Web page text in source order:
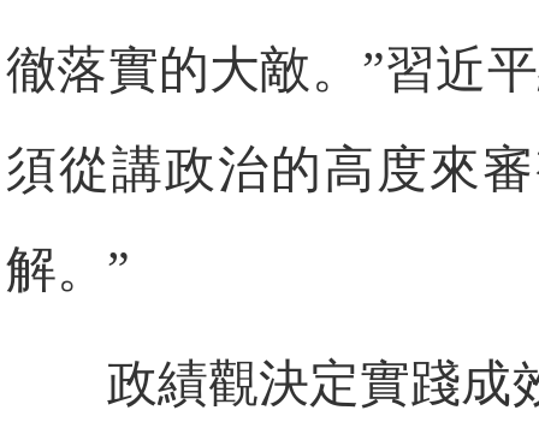
徹落實的大敵。”習近
須從講政治的高度來
解。”
政績觀決定實踐成